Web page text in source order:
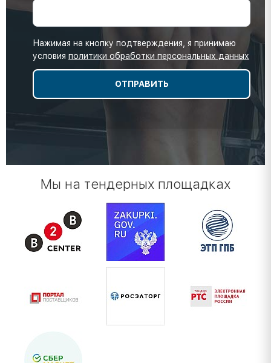
Нажимая на кнопку подтверждения, я принимаю
условия политики обработки персональных данных
Мы на тендерных площадках